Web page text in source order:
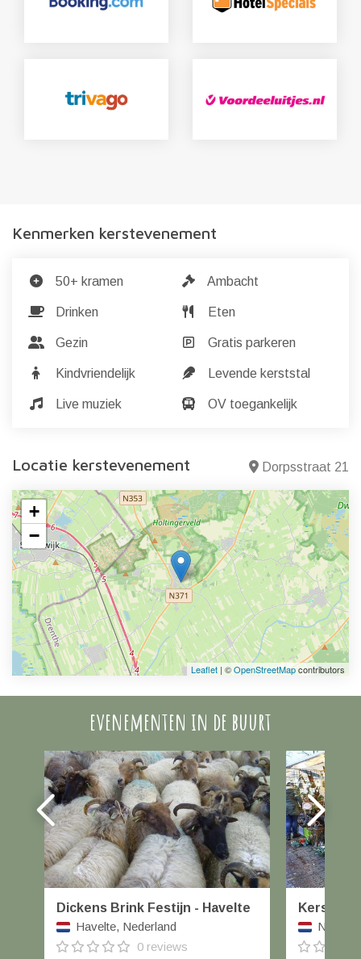
Kenmerken kerstevenement
50+ kramen Ambacht
Drinken Eten
Gezin Gratis parkeren
Kindvriendelijk Levende kerststal
Live muziek OV toegankelijk
Locatie kerstevenement Dorpsstraat 21
+
−
Leaflet | ©OpenStreetMapcontributors
evenementen in de buurt
Dickens Brink Festijn - Havelte
Havelte, Nederland
0 reviews